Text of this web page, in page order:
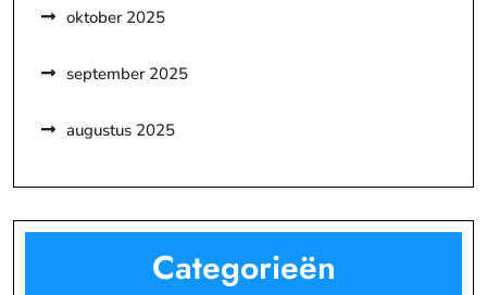
oktober 2025
september 2025
augustus 2025
Categorieën